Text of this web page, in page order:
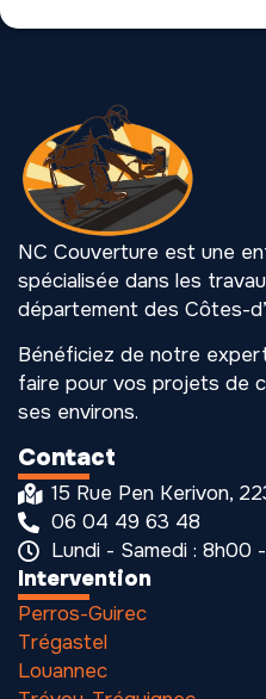
NC Couverture est une
spécialisée dans les
département des Côtes-
Bénéficiez de notre
faire pour vos projets de
ses environs.
Intervention
Perros-Guirec
Trégastel
Louannec
Contact
15 Rue Pen Kerivon,
06 04 49 63 48
Lundi - Samedi : 8h00